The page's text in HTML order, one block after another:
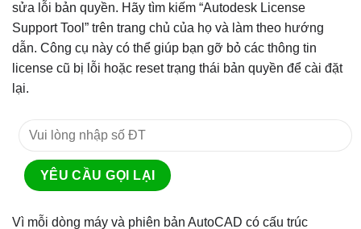
sửa lỗi bản quyền. Hãy tìm kiếm “Autodesk License
Support Tool” trên trang chủ của họ và làm theo hướng
dẫn. Công cụ này có thể giúp bạn gỡ bỏ các thông tin
license cũ bị lỗi hoặc reset trạng thái bản quyền để cài đặt
lại.
Vì mỗi dòng máy và phiên bản AutoCAD có cấu trúc